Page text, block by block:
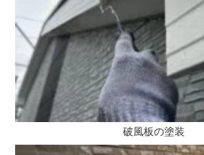
破風板の塗装